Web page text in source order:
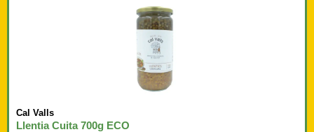
Cal Valls
Llentia Cuita 700g ECO